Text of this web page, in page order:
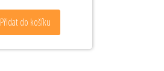
Přidat do košíku